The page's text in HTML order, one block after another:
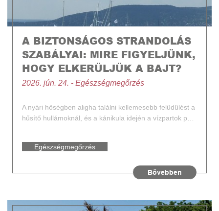
A BIZTONSÁGOS STRANDOLÁS
SZABÁLYAI: MIRE FIGYELJÜNK,
HOGY ELKERÜLJÜK A BAJT?
2026. jún. 24. - Egészségmegőrzés
A nyári hőségben aligha találni kellemesebb felüdülést a
hűsítő hullámoknál, és a kánikula idején a vízpartok p…
Egészségmegőrzés
Bővebben